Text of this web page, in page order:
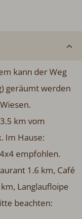
der Weg auf
werden schönes,
des Ortes, 2
im
Skiraum,
Haus.
"Bullet, bif. Les
sind gut
der Umgebung.